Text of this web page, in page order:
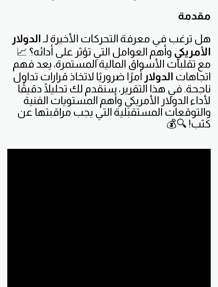
مقدمة
هل ترغب في معرفة التحركات الأخيرة لـ الدولار
الأمريكي وأهم العوامل التي تؤثر على أدائه؟ 📈
مع تقلبات الأسواق المالية المستمرة، يعد فهم
اتجاهات الدولار أمرًا ضروريًا لاتخاذ قرارات تداول
ناجحة. في هذا التقرير، سنقدم لك تحليلًا دقيقًا
لأداء الدولار الأمريكي وأهم المستويات الفنية
والتوقعات المستقبلية التي يجب مراقبتها عن
كثب! 🔍💰